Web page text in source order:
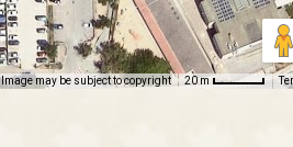
Image may be subject to copyright 20 m